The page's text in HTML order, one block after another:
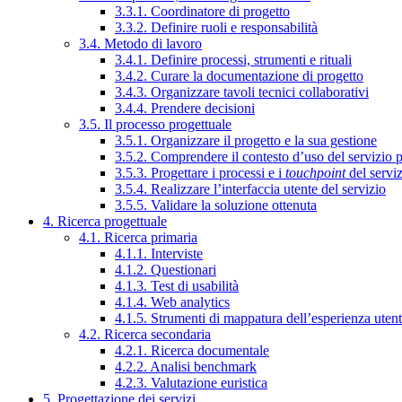
3.3.1. Coordinatore di progetto
3.3.2. Definire ruoli e responsabilità
3.4. Metodo di lavoro
3.4.1. Definire processi, strumenti e rituali
3.4.2. Curare la documentazione di progetto
3.4.3. Organizzare tavoli tecnici collaborativi
3.4.4. Prendere decisioni
3.5. Il processo progettuale
3.5.1. Organizzare il progetto e la sua gestione
3.5.2. Comprendere il contesto d’uso del servizio
3.5.3. Progettare i processi e i touchpointdel
3.5.4. Realizzare l’interfaccia utente del servizio
3.5.5. Validare la soluzione ottenuta
4. Ricerca progettuale
4.1. Ricerca primaria
4.1.1. Interviste
4.1.2. Questionari
4.1.3. Test di usabilità
4.1.4. Web analytics
4.1.5. Strumenti di mappatura dell’esperienza
4.2. Ricerca secondaria
4.2.1. Ricerca documentale
4.2.2. Analisi benchmark
4.2.3. Valutazione euristica
5. Progettazione dei servizi